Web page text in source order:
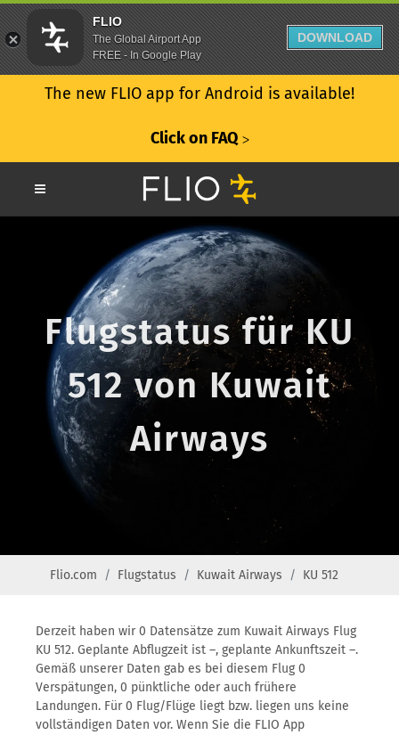
The new FLIO app for Android is available!
Click on FAQ ᐳ
Flugstatus für KU
512 von Kuwait
Airways
Flio.com Flugstatus Kuwait Airways KU 512
Derzeit haben wir 0 Datensätze zum Kuwait Airways Flug
KU 512. Geplante Abflugzeit ist –, geplante Ankunftszeit –.
Gemäß unserer Daten gab es bei diesem Flug 0
Verspätungen, 0 pünktliche oder auch frühere
Landungen. Für 0 Flug/Flüge liegt bzw. liegen uns keine
vollständigen Daten vor. Wenn Sie die FLIO App
FLIO
The Global Airport App
FREE - In Google Play
DOWNLOAD